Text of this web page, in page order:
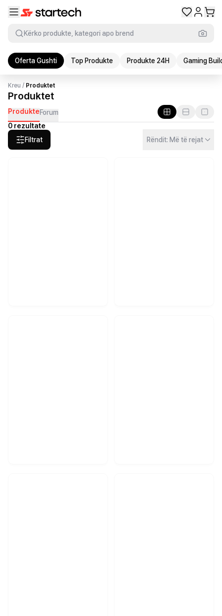
Kërko produkte, kategori apo brend
Oferta Gushti Top Produkte Produkte 24H Gaming
Kreu / Produktet
Produktet
ProdukteForum
0 rezultate
Filtrat
Rëndit: Më të rejat